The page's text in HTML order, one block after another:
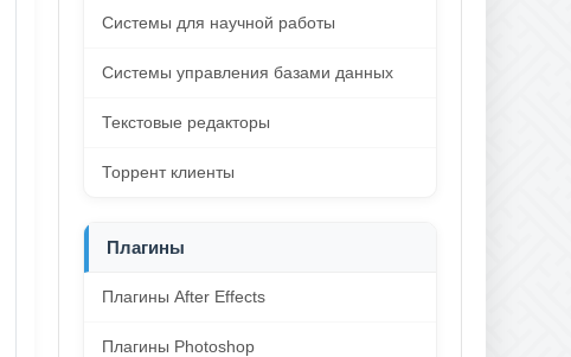
Системы для научной работы
Системы управления базами данных
Текстовые редакторы
Торрент клиенты
Плагины
Плагины After Effects
Плагины Photoshop